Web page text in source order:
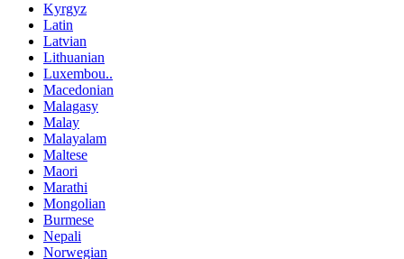
Kyrgyz
Latin
Latvian
Lithuanian
Luxembou..
Macedonian
Malagasy
Malay
Malayalam
Maltese
Maori
Marathi
Mongolian
Burmese
Nepali
Norwegian